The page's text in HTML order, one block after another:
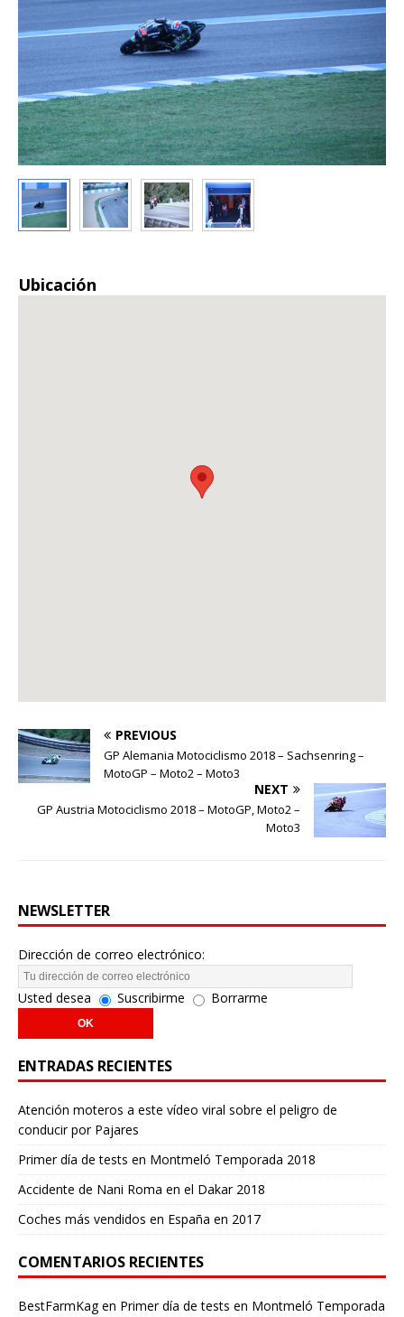
Ubicación
PREVIOUS
GP Alemania Motociclismo 2018 – Sachsenring –
MotoGP – Moto2 – Moto3
NEXT
GP Austria Motociclismo 2018 – MotoGP, Moto2 –
Moto3
NEWSLETTER
Dirección de correo electrónico:
Usted desea Suscribirme Borrarme
ENTRADAS RECIENTES
Atención moteros a este vídeo viral sobre el peligro de
conducir por Pajares
Primer día de tests en Montmeló Temporada 2018
Accidente de Nani Roma en el Dakar 2018
Coches más vendidos en España en 2017
COMENTARIOS RECIENTES
BestFarmKagen Primer día de tests en Montmeló Temporada